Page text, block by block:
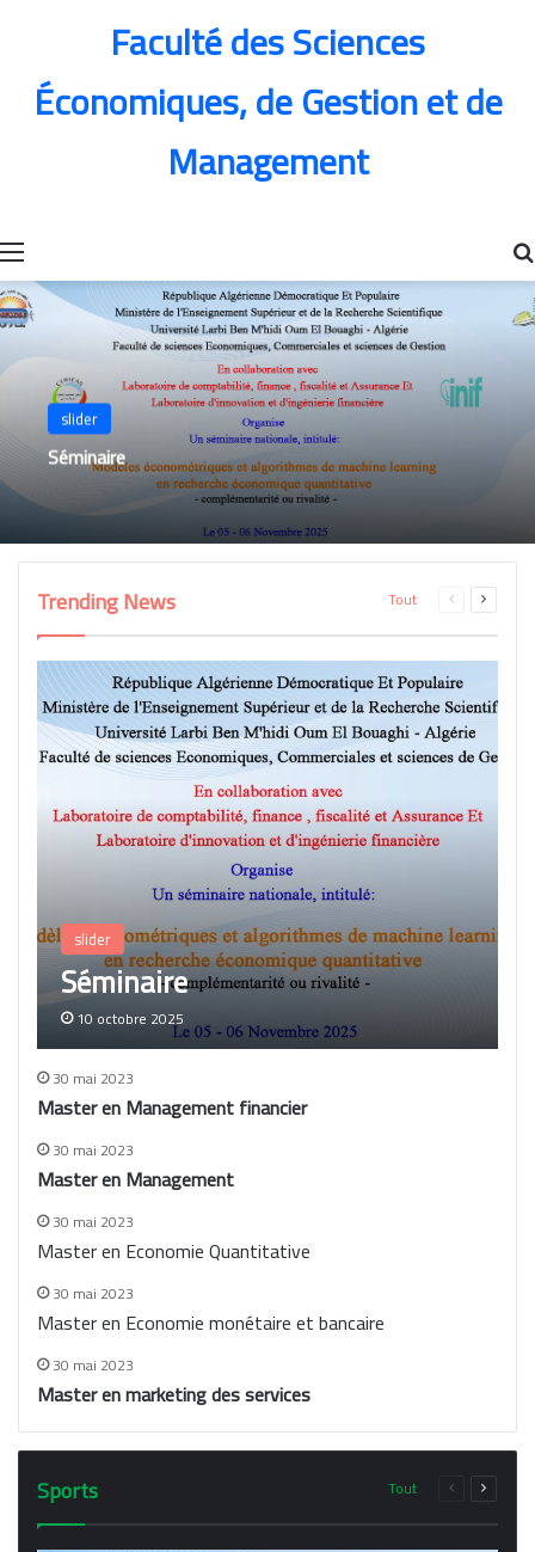
Faculté des Sciences
Économiques, de Gestion et de
Management
slider
Séminaire
Trending News Tout
Page
slider
Séminaire
10 octobre 2025
30 mai 2023
Master en Management financier
30 mai 2023
Master en Management
30 mai 2023
Master en Economie Quantitative
30 mai 2023
Master en Economie monétaire et bancaire
30 mai 2023
Master en marketing des services
Sports Tout
Page